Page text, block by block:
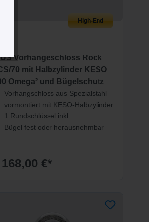
High-End
Vorhängeschloss Rock
70 mit Halbzylinder KESO
Omega² und Bügelschutz
Vorhangschloss aus Spezialstahl
vormontiert mit KESO-Halbzylinder
1 Rundschlüssel inkl.
Bügel fest oder herausnehmbar
168,00 €*